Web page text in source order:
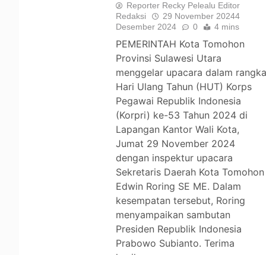
Reporter Recky Pelealu Editor
Redaksi
29 November 20244
Desember 2024
0 4 mins
PEMERINTAH Kota Tomohon
Provinsi Sulawesi Utara
menggelar upacara dalam
Hari Ulang Tahun (HUT) Korps
Pegawai Republik Indonesia
(Korpri) ke-53 Tahun 2024 di
Lapangan Kantor Wali Kota,
Jumat 29 November 2024
dengan inspektur upacara
Sekretaris Daerah Kota Tomohon
Edwin Roring SE ME. Dalam
kesempatan tersebut, Roring
menyampaikan sambutan
Presiden Republik Indonesia
Prabowo Subianto. Terima